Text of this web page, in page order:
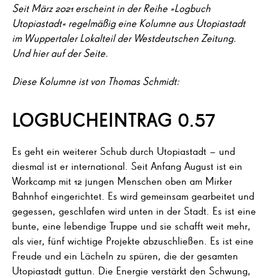
Seit März 2021 erscheint in der Reihe »Logbuch
Utopiastadt« regelmäßig eine Kolumne aus Utopiastadt
im Wuppertaler Lokalteil der Westdeutschen Zeitung.
Und hier auf der Seite.
Diese Kolumne ist von Thomas Schmidt:
LOGBUCHEINTRAG 0.57
Es geht ein weiterer Schub durch Utopiastadt – und
diesmal ist er international. Seit Anfang August ist ein
Workcamp mit 12 jungen Menschen oben am Mirker
Bahnhof eingerichtet. Es wird gemeinsam gearbeitet und
gegessen, geschlafen wird unten in der Stadt. Es ist eine
bunte, eine lebendige Truppe und sie schafft weit mehr,
als vier, fünf wichtige Projekte abzuschließen. Es ist eine
Freude und ein Lächeln zu spüren, die der gesamten
Utopiastadt guttun. Die Energie verstärkt den Schwung,